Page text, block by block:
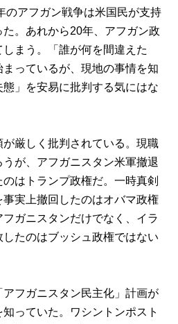
のアフガン戦争は米国民が支持
。あれから20年、アフガン政
まう。「誰が何を間違えた
っているが、現地の事情を知
」を安易に批判する気にはな
厳しく批判されている。現職
が、アフガニスタン米軍撤退
はトランプ政権だ。一時真剣
実上撤回したのはオバマ政権
ガニスタンだけでなく、イラ
たのはブッシュ政権ではない
フガニスタン民主化」計画が
っていた。ワシントンポスト